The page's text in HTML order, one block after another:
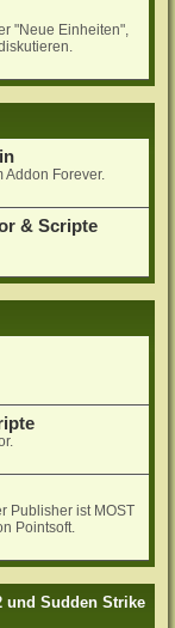
"Neue Einheiten",
Addon Forever.
& Scripte
Publisher ist MOST
Pointsoft.
und Sudden Strike